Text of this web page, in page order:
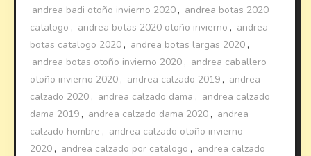
andrea badi otoño invierno 2020 , andrea botas 2020
catalogo , andrea botas 2020 otoño invierno , andrea
botas catalogo 2020 , andrea botas largas 2020 ,
andrea botas otoño invierno 2020 , andrea caballero
otoño invierno 2020 , andrea calzado 2019 , andrea
calzado 2020 , andrea calzado dama , andrea calzado
dama 2019 , andrea calzado dama 2020 , andrea
calzado hombre , andrea calzado otoño invierno
2020 , andrea calzado por catalogo , andrea calzado